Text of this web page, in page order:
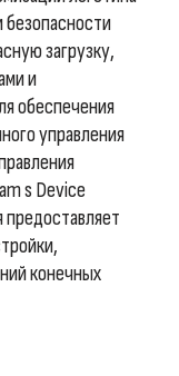
загрузку,
и
обеспечения
управления
s Device
конечных